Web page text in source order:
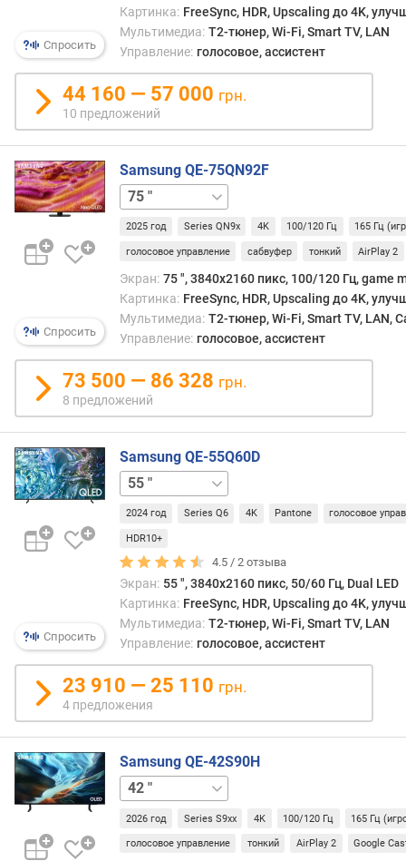
я
р
к
о
с
т
ь
(
д
/
в
р
е
м
я
о
т
к
и
к
)
а
с
т
о
т
а
м
е
Спросить
Картинка: FreeSync, HDR, Upscaling до 4K,
Мультимедиа: T2-тюнер, Wi-Fi, Smart TV, LAN
Управление: голосовое, ассистент
44 160 — 57 000 грн.
10 предложений
Спросить
Samsung QE-75QN92F
43 "50 " 85 "
2025 год Series QN9x 4K 100/120 Гц 165 Гц
голосовое управление сабвуфер тонкий AirPlay 2
Экран: 75 ", 3840x2160 пикс, 100/120 Гц, game
Картинка: FreeSync, HDR, Upscaling до 4K,
Мультимедиа: T2-тюнер, Wi-Fi, Smart TV, LAN,
Управление: голосовое, ассистент
73 500 — 86 328 грн.
8 предложений
Спросить
Samsung QE-55Q60D
43 "50 " 85 "
2024 год Series Q6 4K Pantone голосовое
HDR10+
4.5 /2 отзыва
Экран: 55 ", 3840x2160 пикс, 50/60 Гц, Dual LED
Картинка: FreeSync, HDR, Upscaling до 4K,
Мультимедиа: T2-тюнер, Wi-Fi, Smart TV, LAN
Управление: голосовое, ассистент
23 910 — 25 110 грн.
4 предложения
Samsung QE-42S90H
48 "55 " 83 "
2026 год Series S9xx 4K 100/120 Гц 165 Гц
голосовое управление тонкий AirPlay 2 Google